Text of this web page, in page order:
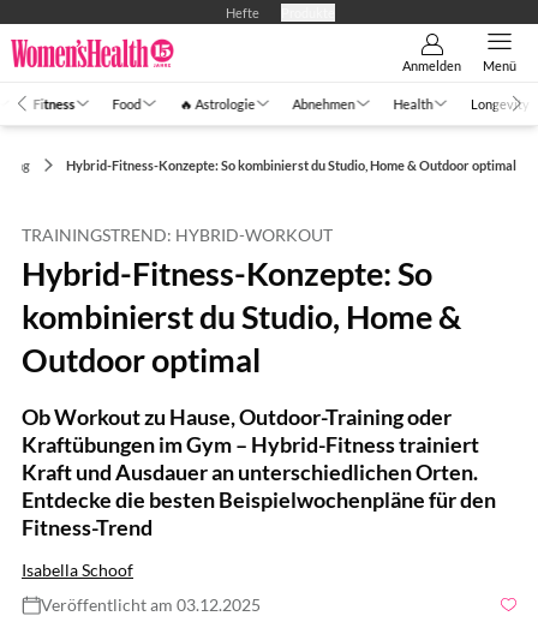
Hefte
Anmelden Menü
Fitness Food 🔥 Astrologie Abnehmen Health Longevity
Hybrid-Fitness-Konzepte: So kombinierst du Studio, Home & Outdoor optimal
TRAININGSTREND: HYBRID-WORKOUT
Hybrid-Fitness-Konzepte: So
kombinierst du Studio, Home &
Outdoor optimal
Ob Workout zu Hause, Outdoor-Training oder
Kraftübungen im Gym – Hybrid-Fitness trainiert
Kraft und Ausdauer an unterschiedlichen Orten.
Entdecke die besten Beispielwochenpläne für den
Fitness-Trend
Isabella Schoof
Veröffentlicht am 03.12.2025